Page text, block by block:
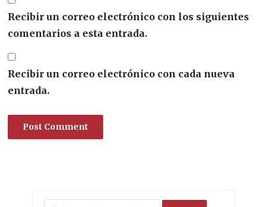
Recibir un correo electrónico con los siguientes
comentarios a esta entrada.
Recibir un correo electrónico con cada nueva
entrada.